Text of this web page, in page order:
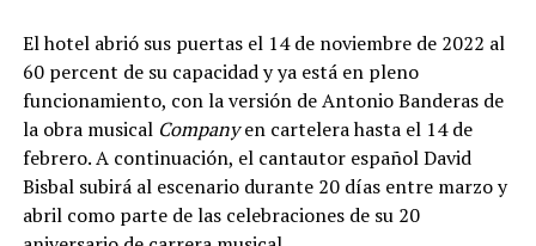
El hotel abrió sus puertas el 14 de noviembre de 2022 al
60 percent de su capacidad y ya está en pleno
funcionamiento, con la versión de Antonio Banderas de
la obra musical Companyen cartelera hasta el 14 de
febrero. A continuación, el cantautor español David
Bisbal subirá al escenario durante 20 días entre marzo y
abril como parte de las celebraciones de su 20